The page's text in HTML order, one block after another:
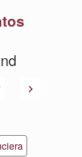
Siguiente